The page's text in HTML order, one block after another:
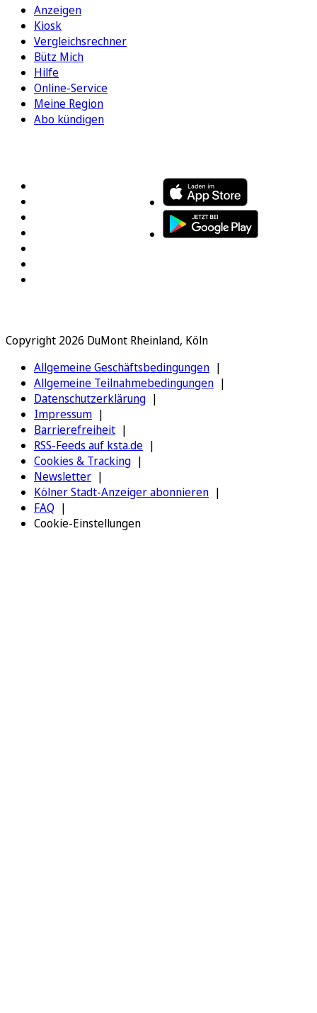
Anzeigen
Kiosk
Vergleichsrechner
Bütz Mich
Hilfe
Online-Service
Meine Region
Abo kündigen
Copyright 2026 DuMont Rheinland, Köln
Allgemeine Geschäftsbedingungen
Allgemeine Teilnahmebedingungen
Datenschutzerklärung
Impressum
Barrierefreiheit
RSS-Feeds auf ksta.de
Cookies & Tracking
Newsletter
Kölner Stadt-Anzeiger abonnieren
FAQ
Cookie-Einstellungen